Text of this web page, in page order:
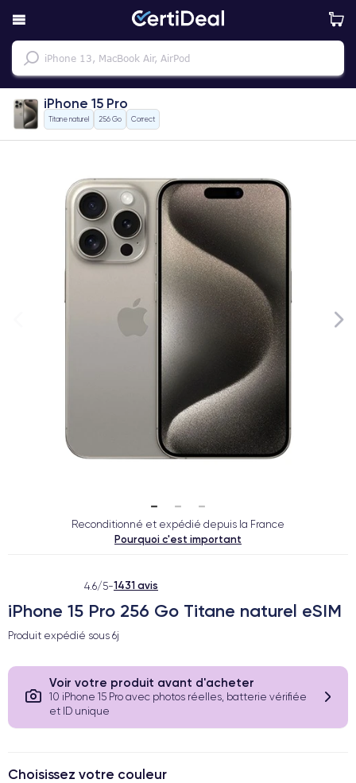
iPhone 15 Pro
Titane naturel 256 Go Correct
Reconditionné et expédié depuis la France
Pourquoi c'est important
4.6/5-1431 avis
iPhone 15 Pro 256 Go Titane naturel eSIM
Produit expédié sous 6j
Voir votre produit avant d'acheter
10 iPhone 15 Pro avec photos réelles, batterie vérifiée
et ID unique
Choisissez votre couleur